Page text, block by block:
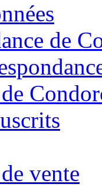
de
vente